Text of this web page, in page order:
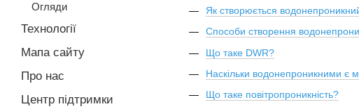
Як створюється
Способи створення
Що таке DWR?
Наскільки водонепроникними є
Що таке повітропроникність?
Огляди
Технології
Мапа сайту
Про нас
Центр підтримки